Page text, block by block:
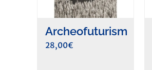
Archeofuturism
28,00€